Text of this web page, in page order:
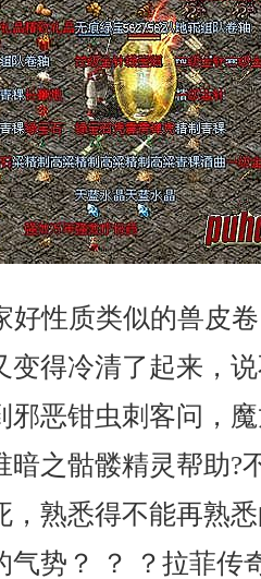
性质类似的兽皮
变得冷清了起来，
邪恶钳虫刺客问，
暗之骷髅精灵帮助?
，熟悉得不能再熟
气势？ ？ ？拉菲传